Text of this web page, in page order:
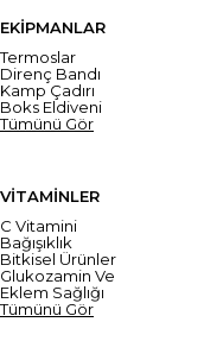
EKİPMANLAR
Termoslar
Direnç Bandı
Kamp Çadırı
Boks Eldiveni
Tümünü Gör
VİTAMİNLER
C Vitamini
Bağışıklık
Bitkisel Ürünler
Glukozamin Ve
Eklem Sağlığı
Tümünü Gör